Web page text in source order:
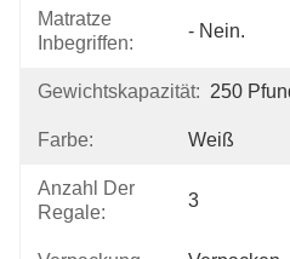
Matratze
Inbegriffen:
- Nein.
Gewichtskapazität: 250
Farbe: Weiß
Anzahl Der
Regale:
3